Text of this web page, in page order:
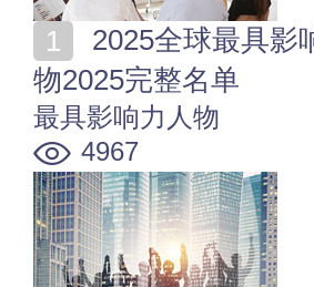
物2025完整名单
最具影响力人物
4967